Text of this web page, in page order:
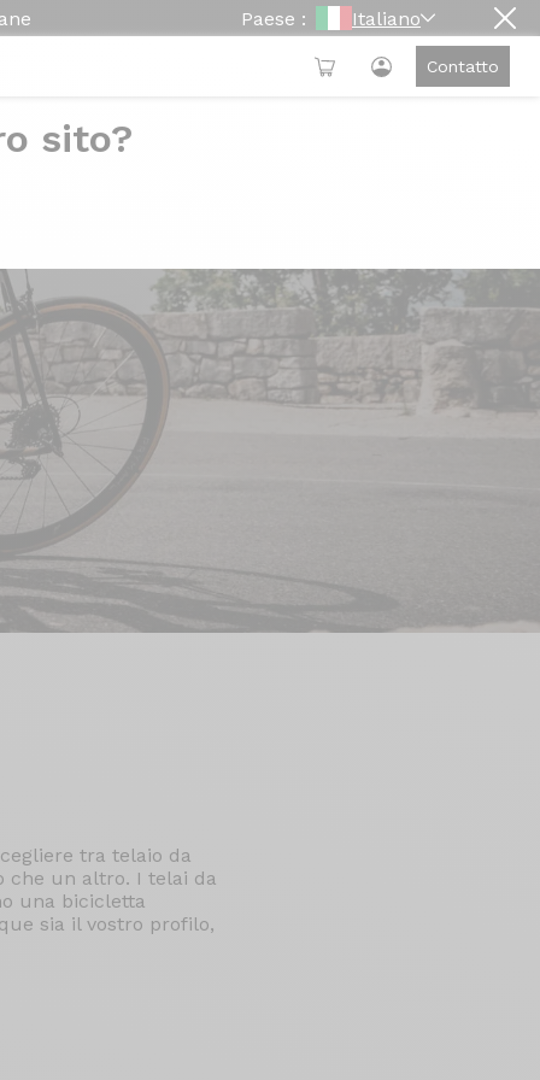
Paese : Italiano
Contatto
sito?
tra telaio da
che un altro. I telai da
una bicicletta
sia il vostro profilo,